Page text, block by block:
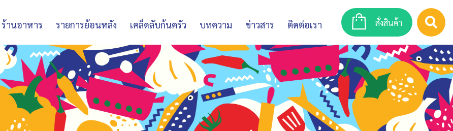
ร้านอาหาร รายการย้อนหลัง เคล็ดลับก้นครัว บทความ ข่าวสาร ติดต่อเรา สั่งสินค้า